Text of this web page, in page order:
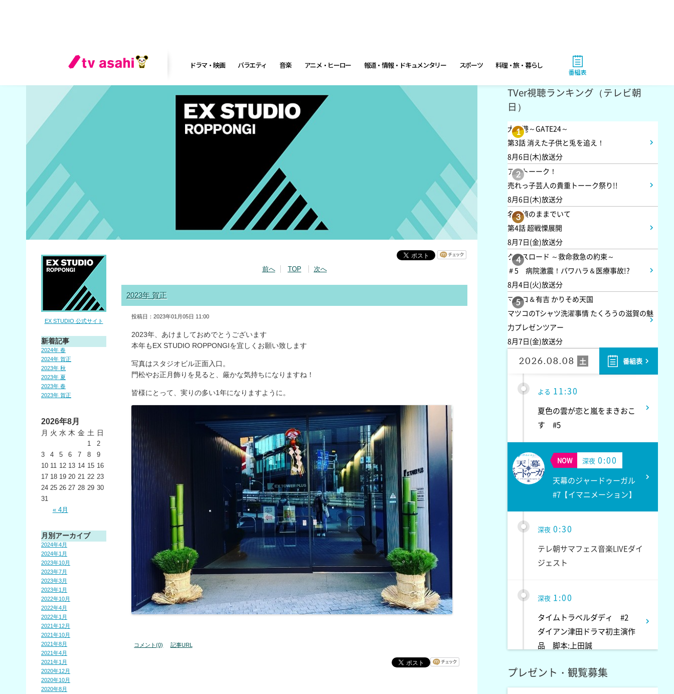
ドラマ・映画 バラエティ 音楽 アニメ・ヒーロー 報道・情報・ドキュメンタリー スポーツ 料理・旅・暮らし
番組表
EX STUDIO 公式サイト
新着記事
2024年 春
2024年 賀正
2023年 秋
2023年 夏
2023年 春
2023年 賀正
2026年8月
月 火 水 木 金 土 日
1
2
3
4 5 6 7 8
9
10 11 12 13 14 15 16
17 18 19 20 21 22 23
24 25 26 27 28 29 30
31
« 4月
月別アーカイブ
2024年4月
2024年1月
2023年10月
2023年7月
2023年3月
2023年1月
2022年10月
2022年4月
2022年1月
2021年12月
2021年10月
2021年8月
2021年4月
2021年1月
2020年12月
2020年10月
2020年8月
前へ TOP 次へ
2023年 賀正
投稿日：2023年01月05日 11:00
2023年、あけましておめでとうございます
本年もEX STUDIO ROPPONGIを宜しくお願い致します
写真はスタジオビル正面入口。
門松やお正月飾りを見ると、厳かな気持ちになりますね！
皆様にとって、実りの多い1年になりますように。
コメント(0) 記事URL
TVer視聴ランキング（テレビ朝
日）
1
大空港～GATE24～
第3話 消えた子供と兎を追え！
8月6日(木)放送分
2
アメトーーク！
売れっ子芸人の貴重トーーク祭り!!
8月6日(木)放送分
3
名探偵のままでいて
第4話 超戦慄展開
8月7日(金)放送分
4
クロスロード ～救命救急の約束～
＃5 病院激震！パワハラ＆医療事故!?
8月4日(火)放送分
5
マツコ＆有吉 かりそめ天国
マツコのTシャツ洗濯事情 たくろうの滋賀の魅
力プレゼンツアー
8月7日(金)放送分
2026.08.08 土 番組表
8:54
タモリステーション 日本人と
は何なのか!?徹底取材!
よる 10:24
サタデーステーション
よる 10:52
私の幸福時間
よる 10:56
港時間
よる 11:00
熱闘甲子園 涙は、強さにな
る。
よる 11:30
夏色の雲が恋と嵐をまきおこ
す #5
NOW 深夜 0:00
天幕のジャードゥーガル
#7【イマニメーション】
深夜 0:30
テレ朝サマフェス音楽LIVEダイ
ジェスト
深夜 1:00
タイムトラベルダディ #2
ダイアン津田ドラマ初主演作
品 脚本:上田誠
1:30
プレゼント・観覧募集